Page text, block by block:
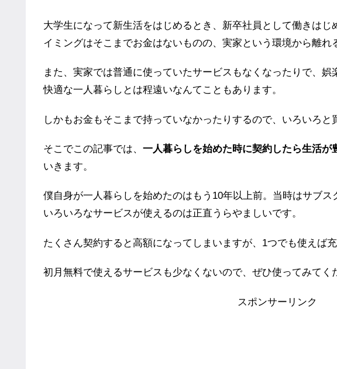
大学生になって新生活をはじめるとき、新卒社員として働きはじ
イミングはそこまでお金はないものの、実家という環境から離れ
また、実家では普通に使っていたサービスもなくなったりで、
快適な一人暮らしとは程遠いなんてこともあります。
しかもお金もそこまで持っていなかったりするので、いろいろと
そこでこの記事では、 一人暮らしを始めた時に契約したら生活
いきます。
僕自身が一人暮らしを始めたのはもう10年以上前。当時はサブ
いろいろなサービスが使えるのは正直うらやましいです。
たくさん契約すると高額になってしまいますが、1つでも使えば
初月無料で使えるサービスも少なくないので、ぜひ使ってみてく
スポンサーリンク